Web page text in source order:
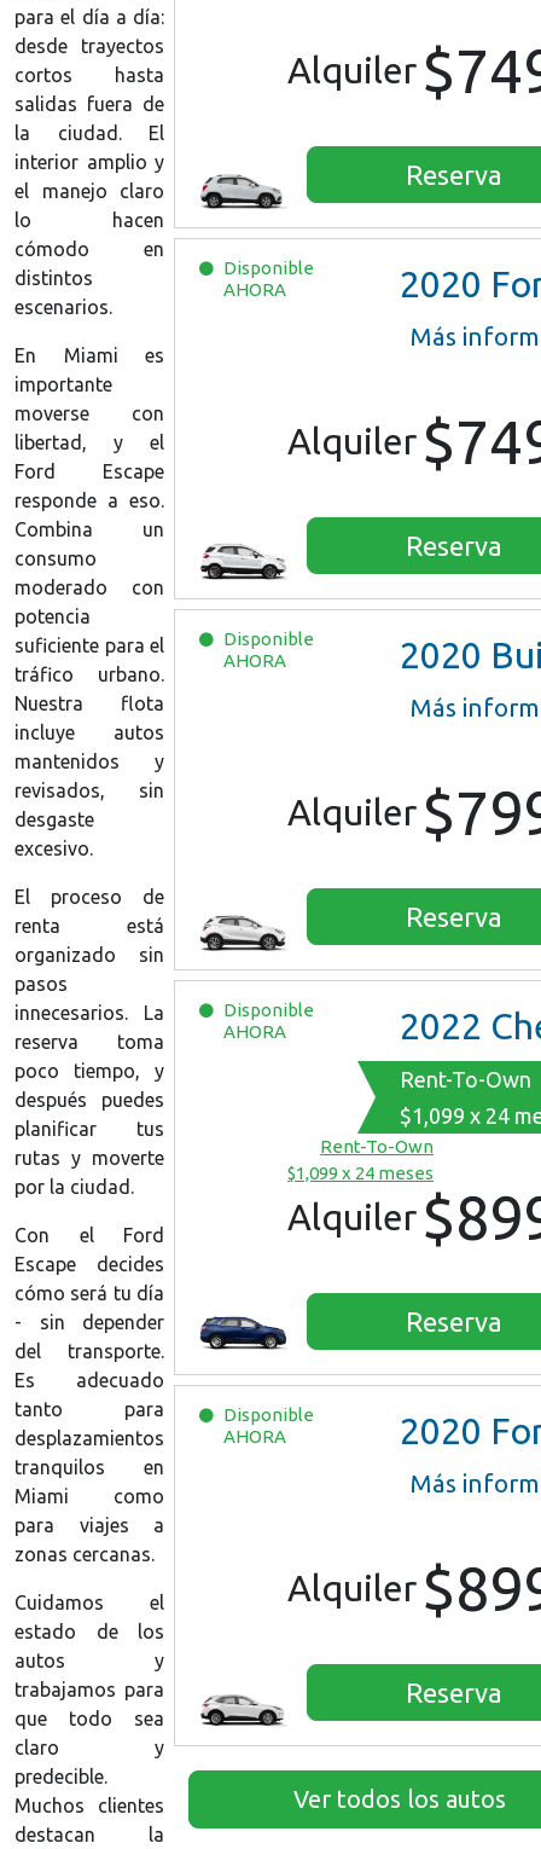
Alquiler
Reserva
Disponible
AHORA
2020 Ford
Más
Alquiler
Reserva
Disponible
AHORA
2020 Buick Encore
Más
Alquiler
Reserva
Disponible
AHORA
2022 Chevrolet
Rent-To-Own
$1,099 x 24
Rent-To-Own
$1,099 x 24 meses
Alquiler
Reserva
Disponible
AHORA
2020 Ford Escape
Más
Alquiler
Reserva
Ver todos los autos
para el día a día:
desde trayectos
cortos hasta
salidas fuera de
la ciudad. El
interior amplio y
el manejo claro
lo hacen
cómodo en
distintos
escenarios.
En Miami es
importante
moverse con
libertad, y el
Ford Escape
responde a eso.
Combina un
consumo
moderado con
potencia
suficiente para el
tráfico urbano.
Nuestra flota
incluye autos
mantenidos y
revisados, sin
desgaste
excesivo.
El proceso de
renta está
organizado sin
pasos
innecesarios. La
reserva toma
poco tiempo, y
después puedes
planificar tus
rutas y moverte
por la ciudad.
Con el Ford
Escape decides
cómo será tu día
- sin depender
del transporte.
Es adecuado
tanto para
desplazamientos
tranquilos en
Miami como
para viajes a
zonas cercanas.
Cuidamos el
estado de los
autos y
trabajamos para
que todo sea
claro y
predecible.
Muchos clientes
destacan la